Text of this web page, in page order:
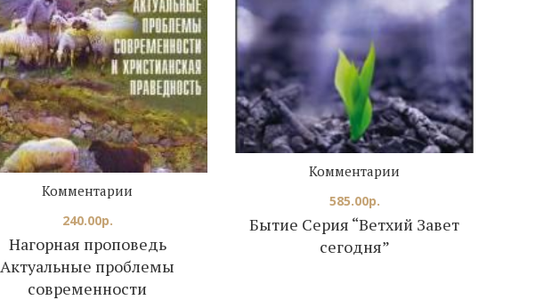
Нагорная проповедь
Актуальные проблемы
современности
Комментарии
240.00р.
Бытие Серия “Ветхий Завет
сегодня”
Комментарии
585.00р.